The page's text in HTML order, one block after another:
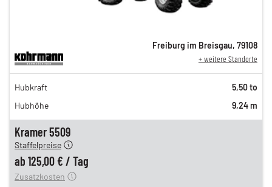
Kramer 5509
216,00 €
180,00 €
150,00 €
Staffelpreise
ab 125,00 € / Tag
12,00 €
Zusatzkosten
Freiburg im Breisgau, 79108
+ weitere Standorte
Hubkraft
5,50 to
Hubhöhe
9,24 m